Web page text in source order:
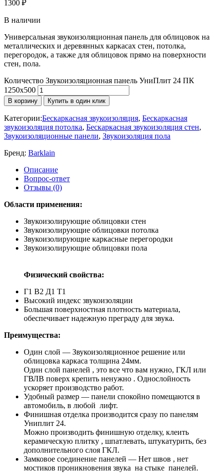
1300 ₽
В наличии
Универсальная звукоизоляционная панель для облицовок на
металлических и деревянных каркасах стен, потолка,
перегородок, а также для облицовок прямо на поверхности
стен, пола.
Количество Звукоизоляционная панель УниПлит 24 ПК
1250x500
В корзину Купить в один клик
Категории:Бескаркасная звукоизоляция, Бескаркасная
звукоизоляция потолка, Бескаркасная звукоизоляция стен,
Звукоизоляционные панели, Звукоизоляция пола
Бренд: Barklain
Описание
Вопрос-ответ
Отзывы (0)
Области применения:
Звукоизолирующие облицовки стен
Звукоизолирующие облицовки потолка
Звукоизолирующие каркасные перегородки
Звукоизолирующие облицовки пола
Физический свойства:
Г1 В2 Д1 Т1
Высокий индекс звукоизоляции
Большая поверхностная плотность материала,
обеспечивает надежную преграду для звука.
Преимущества:
Один слой — Звукоизоляционное решение или
облицовка каркаса толщина 24мм.
Один слой панелей , это все что вам нужно, ГКЛ или
ГВЛВ поверх крепить ненужно . Однослойность
ускоряет производство работ.
Удобный размер — панели спокойно помещаются в
автомобиль, в любой лифт.
Финишная отделка производится сразу по панелям
Униплит 24.
Можно производить финишную отделку, клеить
керамическую плитку , шпатлевать, штукатурить, без
дополнительного слоя ГКЛ.
Замковое соединение панелей — Нет швов , нет
мостиков проникновения звука на стыке панелей.